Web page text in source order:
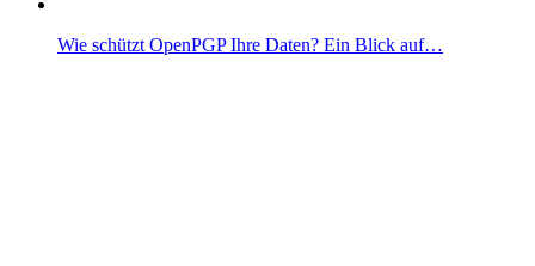
Wie schützt OpenPGP Ihre Daten? Ein Blick auf…